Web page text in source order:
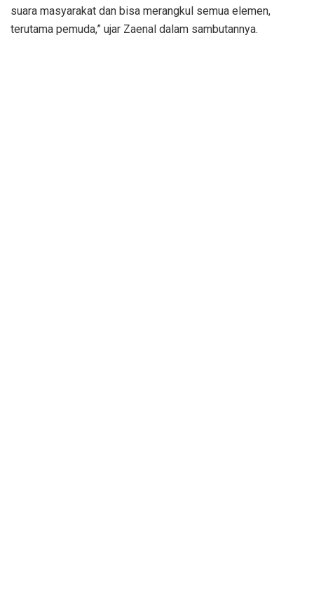
suara masyarakat dan bisa merangkul semua elemen,
terutama pemuda,” ujar Zaenal dalam sambutannya.